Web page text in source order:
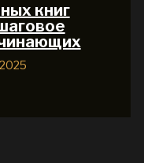
книг